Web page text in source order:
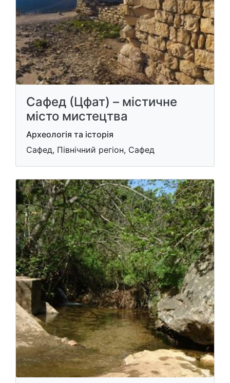
Сафед (Цфат) – містичне
місто мистецтва
Археологія та історія
Сафед, Північний регіон, Сафед